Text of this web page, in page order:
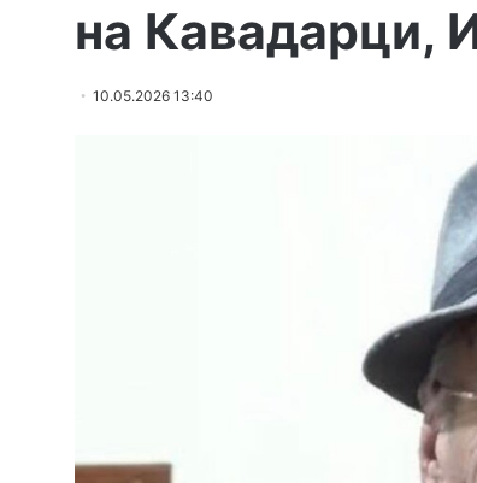
на Кавадарци,
10.05.2026 13:40